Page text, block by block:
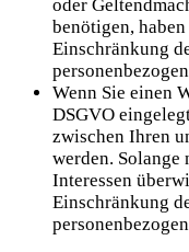
oder
benötigen,
Einschränkung
Wenn Sie einen
DSGVO
zwischen Ihren
werden. Solange
Interessen
Einschränkung